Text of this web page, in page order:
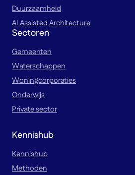
Duurzaamheid
AI Assisted Architecture
Sectoren
Gemeenten
Waterschappen
Woningcorporaties
Onderwijs
Private sector
Kennishub
Kennishub
Methoden